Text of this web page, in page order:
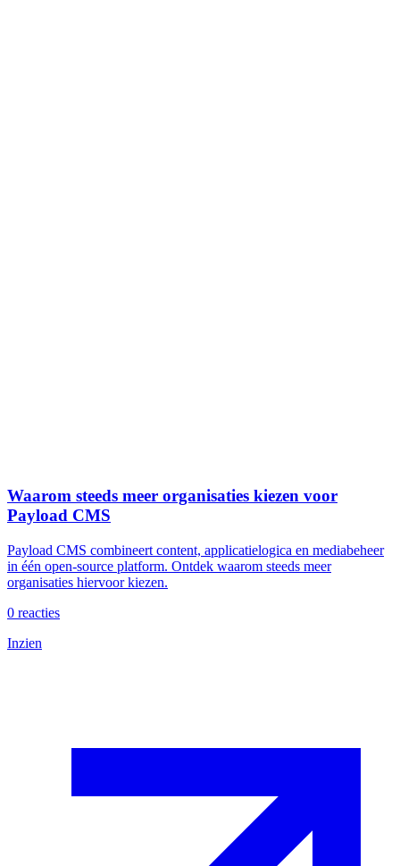
Waarom steeds meer organisaties kiezen voor
Payload CMS
Payload CMS combineert content, applicatielogica en mediabeheer
in één open-source platform. Ontdek waarom steeds meer
organisaties hiervoor kiezen.
0 reacties
Inzien